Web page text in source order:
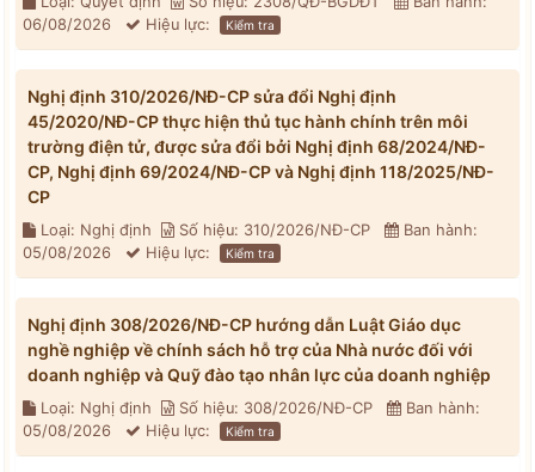
06/08/2026
Hiệu lực: Kiểm tra
Nghị định 310/2026/NĐ-CP sửa đổi Nghị định
45/2020/NĐ-CP thực hiện thủ tục hành chính trên môi
trường điện tử, được sửa đổi bởi Nghị định 68/2024/NĐ-
CP, Nghị định 69/2024/NĐ-CP và Nghị định 118/2025/NĐ-
CP
Loại: Nghị định Số hiệu: 310/2026/NĐ-CP
Ban hành:
05/08/2026
Hiệu lực: Kiểm tra
Nghị định 308/2026/NĐ-CP hướng dẫn Luật Giáo dục
nghề nghiệp về chính sách hỗ trợ của Nhà nước đối với
doanh nghiệp và Quỹ đào tạo nhân lực của doanh nghiệp
Loại: Nghị định Số hiệu: 308/2026/NĐ-CP
Ban hành:
05/08/2026
Hiệu lực: Kiểm tra